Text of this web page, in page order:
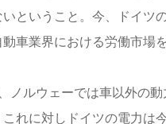
いということ。今、ドイツ
車業界における労働市場
ノルウェーでは車以外の
これに対しドイツの電力は